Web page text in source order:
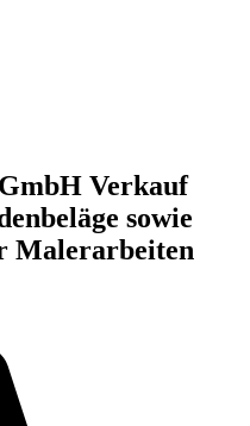
Verkauf
sowie
Malerarbeiten